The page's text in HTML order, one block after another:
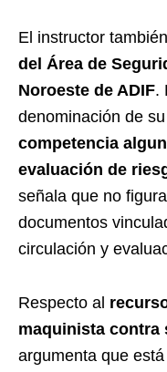
El instructor también
del Área de
Noroeste de ADIF.
denominación de
competencia
evaluación de
señala que no
documentos
circulación y
Respecto al
maquinista contra
argumenta que